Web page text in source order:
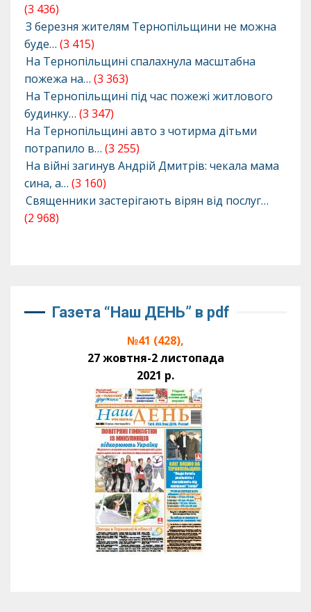
(3 436)
З березня жителям Тернопільщини не можна
буде… (3 415)
На Тернопільщині спалахнула масштабна
пожежа на… (3 363)
На Тернопільщині під час пожежі житлового
будинку… (3 347)
На Тернопільщині авто з чотирма дітьми
потрапило в… (3 255)
На війні загинув Андрій Дмитрів: чекала мама
сина, а… (3 160)
Священники застерігають вірян від послуг…
(2 968)
Газета “Наш ДЕНЬ” в pdf
№41 (428),
27 жовтня-2 листопада
2021 р.